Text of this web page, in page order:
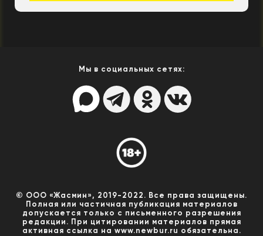
Мы в социальных сетях:
© ООО «Жасмин», 2019-2022. Все права защищены.
Полная или частичная публикация материалов
допускается только с письменного разрешения
редакции. При цитировании материалов прямая
активная ссылка на www.newbur.ru обязательна.